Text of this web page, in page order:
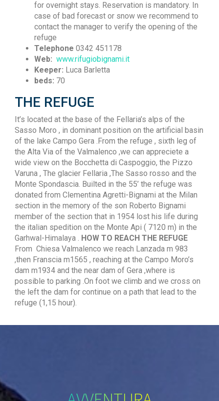
for overnight stays. Reservation is mandatory. In
case of bad forecast or snow we recommend to
contact the manager to verify the opening of the
refuge
Telephone 0342 451178
Web: www.rifugiobignami.it
Keeper: Luca Barletta
beds: 70
THE REFUGE
It’s located at the base of the Fellaria’s alps of the
Sasso Moro , in dominant position on the artificial basin
of the lake Campo Gera .From the refuge , sixth leg of
the Alta Via of the Valmalenco ,we can appreciete a
wide view on the Bocchetta di Caspoggio, the Pizzo
Varuna , The glacier Fellaria ,The Sasso rosso and the
Monte Spondascia. Builted in the 55’ the refuge was
donated from Clementina Agretti-Bignami at the Milan
section in the memory of the son Roberto Bignami
member of the section that in 1954 lost his life during
the italian spedition on the Monte Api ( 7120 m) in the
Garhwal-Himalaya . HOW TO REACH THE REFUGE
From Chiesa Valmalenco we reach Lanzada m 983
,then Franscia m1565 , reaching at the Campo Moro’s
dam m1934 and the near dam of Gera ,where is
possible to parking .On foot we climb and we cross on
the left the dam for continue on a path that lead to the
refuge (1,15 hour).